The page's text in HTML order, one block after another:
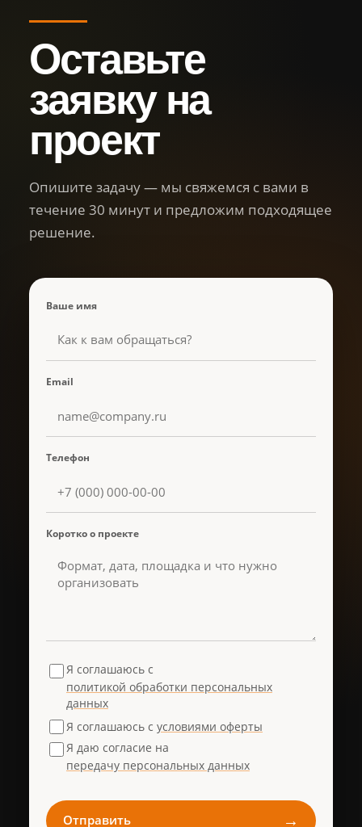
Оставьте
заявку на
проект
Опишите задачу — мы свяжемся с вами в
течение 30 минут и предложим подходящее
решение.
Ваше имя
Email
Телефон
Коротко о проекте
Я соглашаюсь с
политикой обработки персональных
данных
Я соглашаюсь с условиями оферты
Я даю согласие на
передачу персональных данных
Отправить →